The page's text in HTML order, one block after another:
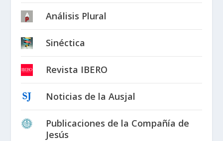
Análisis Plural
Sinéctica
Revista IBERO
Noticias de la Ausjal
Publicaciones de la Compañía de
Jesús